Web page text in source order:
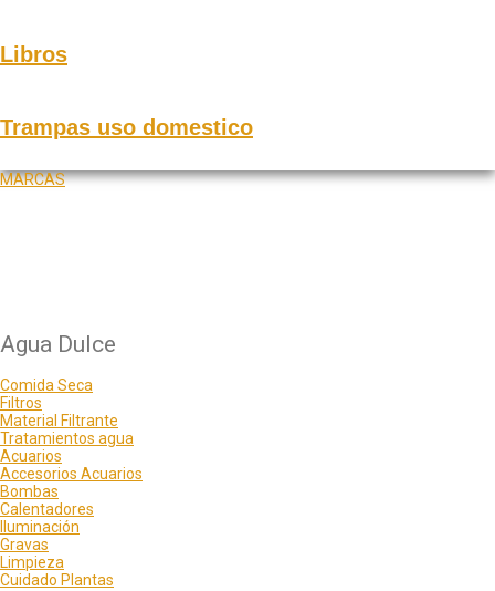
Libros
Trampas uso domestico
MARCAS
Agua Dulce
Comida Seca
Filtros
Material Filtrante
Tratamientos agua
Acuarios
Accesorios Acuarios
Bombas
Calentadores
Iluminación
Gravas
Limpieza
Cuidado Plantas